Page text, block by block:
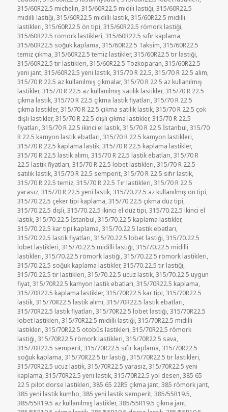
315/60R22.5 michelin,315/60R22.5 midili lastiği,315/60R22.5
midilli lastiği,315/60R22.5 midilli lastik,315/60R22.5 midilli
lastikleri,315/60R22.5 ön tipi,315/60R22.5 römork lastiği,
315/60R22.5 römork lastikleri,315/60R22.5 sıfır kaplama,
315/60R22.5 soğuk kaplama,315/60R22.5 Taksim,315/60R22.5
temiz çıkma,315/60R22.5 temiz lastikler,315/60R22.5 tır lastiği,
315/60R22.5 tır lastikleri,315/60R22.5 Tozkoparan,315/60R22.5
yeni jant,315/60R22.5 yeni lastik,315/70 R 22.5,315/70 R 22.5 alım,
315/70 R 22.5 az kullanılmış çıkmalar,315/70 R 22.5 az kullanılmış
lastikler,315/70 R 22.5 az kullanılmış satılık lastikler,315/70 R 22.5
çıkma lastik,315/70 R 22.5 çıkma lastik fiyatları,315/70 R 22.5
çıkma lastikler,315/70 R 22.5 çıkma satılık lastik,315/70 R 22.5 çok
dişli lastikler,315/70 R 22.5 dişli çıkma lastikler,315/70 R 22.5
fiyatları,315/70 R 22.5 ikinci el lastik,315/70 R 22.5 İstanbul,315/70
R 22.5 kamyon lastik ebatları,315/70 R 22.5 kamyon lastikleri,
315/70 R 22.5 kaplama lastik,315/70 R 22.5 kaplama lastikler,
315/70 R 22.5 lastik alımı,315/70 R 22.5 lastik ebatları,315/70 R
22.5 lastik fiyatları,315/70 R 22.5 lobet lastikleri,315/70 R 22.5
satılık lastik,315/70 R 22.5 semperit,315/70 R 22.5 sıfır lastik,
315/70 R 22.5 temiz,315/70 R 22.5 Tır lastikleri,315/70 R 22.5
yarasız,315/70 R 22.5 yeni lastik,315/70.22.5 az kullanılmış ön tipi,
315/70.22.5 çeker tipi kaplama,315/70.22.5 çıkma düz tipi,
315/70.22.5 dişli,315/70.22.5 ikinci el düz tipi,315/70.22.5 ikinci el
lastik,315/70.22.5 İstanbul,315/70.22.5 kaplama lastikler,
315/70.22.5 kar tipi kaplama,315/70.22.5 lastik ebatları,
315/70.22.5 lastik fiyatları,315/70.22.5 lobet lastiği,315/70.22.5
lobet lastikleri,315/70.22.5 midilli lastiği,315/70.22.5 midilli
lastikleri,315/70.22.5 römork lastiği,315/70.22.5 römork lastikleri,
315/70.22.5 soğuk kaplama lastikler,315/70.22.5 tır lastiği,
315/70.22.5 tır lastikleri,315/70.22.5 ucuz lastik,315/70.22.5 uygun
fiyat,315/70R22.5 kamyon lastik ebatları,315/70R22.5 kaplama,
315/70R22.5 kaplama lastikler,315/70R22.5 kar tipi,315/70R22.5
lastik,315/70R22.5 lastik alımı,315/70R22.5 lastik ebatları,
315/70R22.5 lastik fiyatları,315/70R22.5 lobet lastiği,315/70R22.5
lobet lastikleri,315/70R22.5 midilli lastiği,315/70R22.5 midilli
lastikleri,315/70R22.5 otobüs lastikleri,315/70R22.5 römork
lastiği,315/70R22.5 römork lastikleri,315/70R22.5 sava,
315/70R22.5 semperit,315/70R22.5 sıfır kaplama,315/70R22.5
soğuk kaplama,315/70R22.5 tır lastiği,315/70R22.5 tır lastikleri,
315/70R22.5 ucuz lastik,315/70R22.5 yarasız,315/70R22.5 yeni
kaplama,315/70R22.5 yeni lastik,315/70R22.5 yol desen,385 65
22 5 pilot dorse lastikleri,385 65 22R5 çıkma jant,385 römork jant,
385 yeni lastik kumho,385 yeni lastik semperit,385/55R19.5,
385/55R19.5 az kullanılmış lastikler,385/55R19.5 çıkma jant,